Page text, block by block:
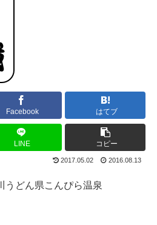
Facebook はてブ
LINE コピー
2017.05.02 2016.08.13
うどん県こんぴら温泉